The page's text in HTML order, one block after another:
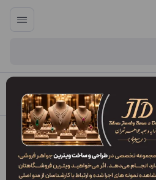
محصولات / جعبه نیم ست NP1 PBQ1